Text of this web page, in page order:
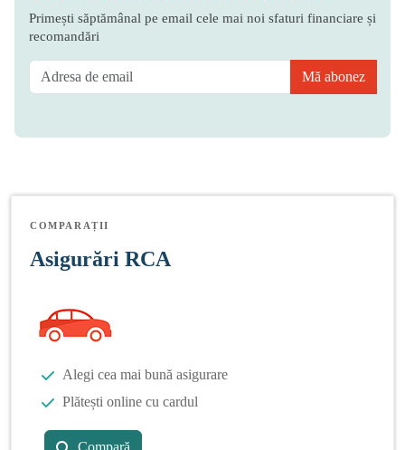
Primești săptămânal pe email cele mai noi sfaturi financiare și
recomandări
Mă abonez
COMPARAȚII
Asigurări RCA
Alegi cea mai bună asigurare
Plătești online cu cardul
Compară